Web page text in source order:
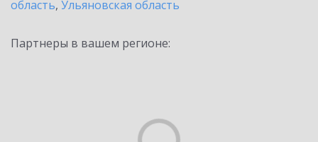
область, Ульяновская область
Партнеры в вашем регионе: